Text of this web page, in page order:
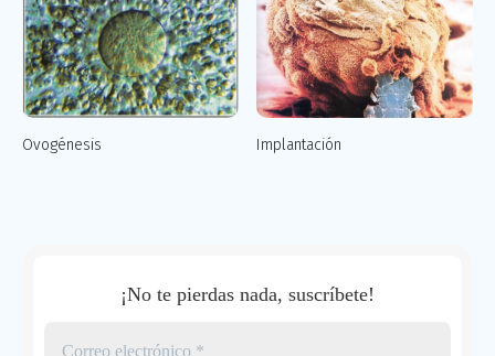
Ovogénesis Implantación
¡No te pierdas nada, suscríbete!